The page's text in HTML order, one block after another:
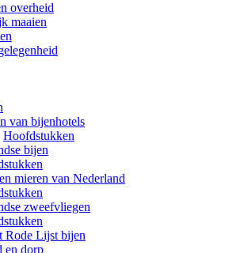
overheid
maaien
van bijenhotels
Hoofdstukken
bijen
mieren van Nederland
zweefvliegen
Rode Lijst bijen
en dorp